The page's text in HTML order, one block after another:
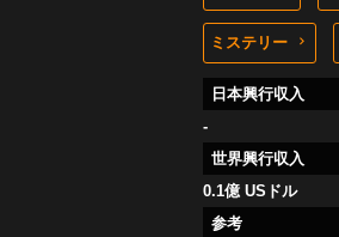
ミステリー
日本興行収入
-
世界興行収入
0.1億 USドル
参考